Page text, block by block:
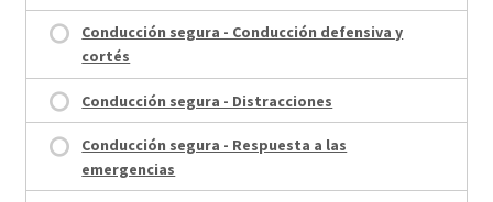
Conducción segura - Conducción defensiva y
cortés
Conducción segura - Distracciones
Conducción segura - Respuesta a las
emergencias